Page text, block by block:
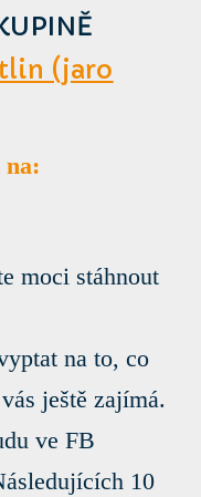
(jaro
na:
moci stáhnout
na to, co
ještě zajímá.
ve FB
10